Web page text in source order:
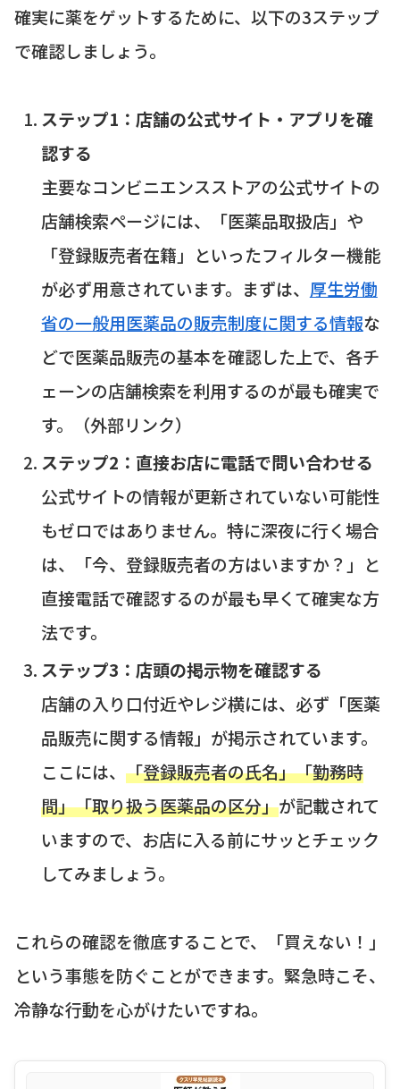
確実に薬をゲットするために、以下の3ステップ
で確認しましょう。
ステップ1：店舗の公式サイト・アプリを確
認する
主要なコンビニエンスストアの公式サイトの
店舗検索ページには、「医薬品取扱店」や
「登録販売者在籍」といったフィルター機能
が必ず用意されています。まずは、 厚生労働
省の一般用医薬品の販売制度に関する情報な
どで医薬品販売の基本を確認した上で、各チ
ェーンの店舗検索を利用するのが最も確実で
す。（外部リンク）
ステップ2：直接お店に電話で問い合わせる
公式サイトの情報が更新されていない可能性
もゼロではありません。特に深夜に行く場合
は、「今、登録販売者の方はいますか？」と
直接電話で確認するのが最も早くて確実な方
法です。
ステップ3：店頭の掲示物を確認する
店舗の入り口付近やレジ横には、必ず「医薬
品販売に関する情報」が掲示されています。
ここには、 「登録販売者の氏名」「勤務時
間」「取り扱う医薬品の区分」が記載されて
いますので、お店に入る前にサッとチェック
してみましょう。
これらの確認を徹底することで、「買えない！」
という事態を防ぐことができます。緊急時こそ、
冷静な行動を心がけたいですね。